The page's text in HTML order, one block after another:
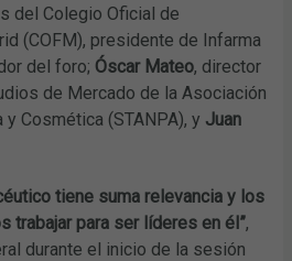
del Colegio Oficial de
(COFM), presidente de Infarma
del foro; Óscar Mateo, director
de Mercado de la Asociación
Cosmética (STANPA), y Juan
tiene suma relevancia y los
trabajar para ser líderes en él”,
durante el inicio de la sesión